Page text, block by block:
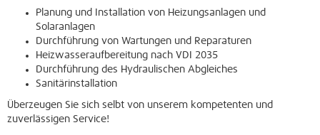
Planung und Installation von Heizungsanlagen und
Solaranlagen
Durchführung von Wartungen und Reparaturen
Heizwasseraufbereitung nach VDI 2035
Durchführung des Hydraulischen Abgleiches
Sanitärinstallation
Überzeugen Sie sich selbt von unserem kompetenten und
zuverlässigen Service!